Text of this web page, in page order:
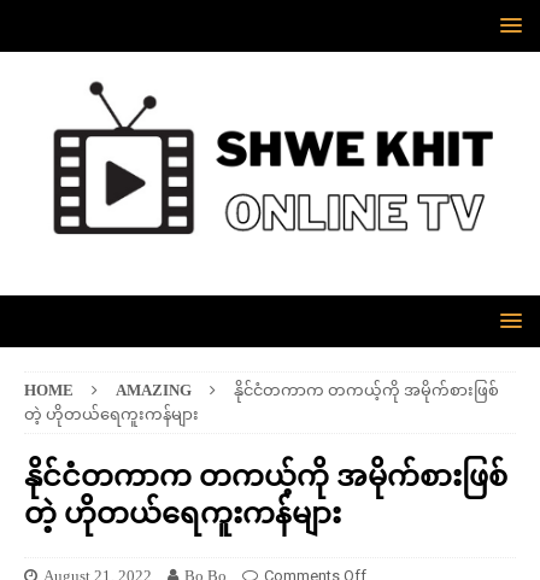
HOME AMAZING
နိုင်ငံတကာက တကယ့်ကို အမိုက်စားဖြစ်
တဲ့ ဟိုတယ်ရေကူးကန်များ
နိုင်ငံတကာက တကယ့်ကို အမိုက်စားဖြစ်
တဲ့ ဟိုတယ်ရေကူးကန်များ
August 21, 2022 Bo Bo Comments Off